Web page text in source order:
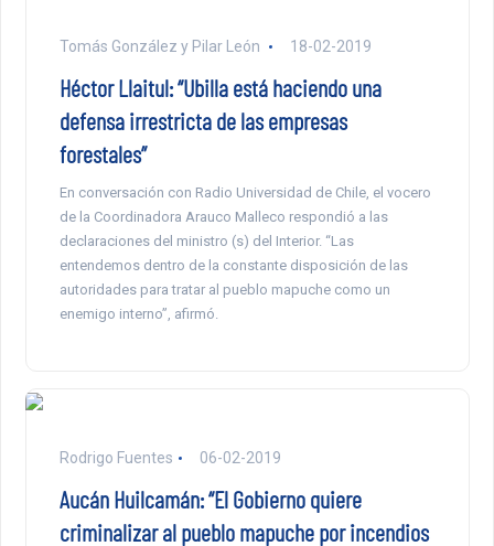
Tomás González y Pilar León 18-02-2019
Héctor Llaitul: “Ubilla está haciendo una
defensa irrestricta de las empresas
forestales”
En conversación con Radio Universidad de Chile, el vocero
de la Coordinadora Arauco Malleco respondió a las
declaraciones del ministro (s) del Interior. “Las
entendemos dentro de la constante disposición de las
autoridades para tratar al pueblo mapuche como un
enemigo interno”, afirmó.
Rodrigo Fuentes 06-02-2019
Aucán Huilcamán: “El Gobierno quiere
criminalizar al pueblo mapuche por incendios